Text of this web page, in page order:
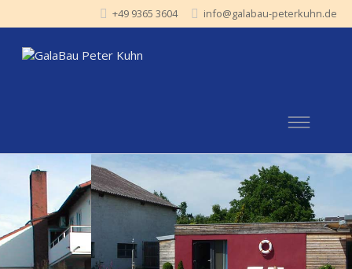
+49 9365 3604 info@galabau-peterkuhn.de